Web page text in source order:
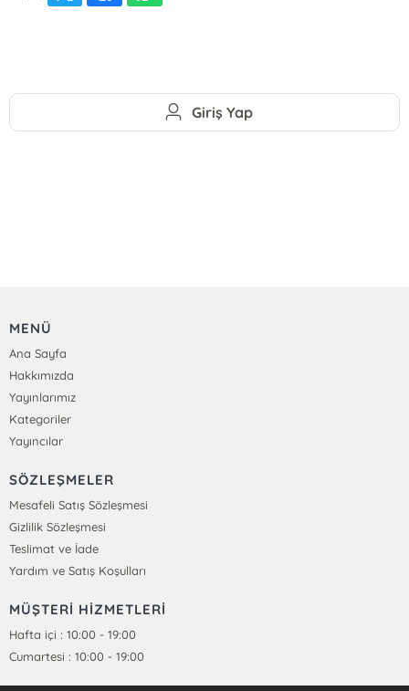
Giriş Yap
MENÜ
Ana Sayfa
Hakkımızda
Yayınlarımız
Kategoriler
Yayıncılar
SÖZLEŞMELER
Mesafeli Satış Sözleşmesi
Gizlilik Sözleşmesi
Teslimat ve İade
Yardım ve Satış Koşulları
MÜŞTERİ HİZMETLERİ
Hafta içi : 10:00 - 19:00
Cumartesi : 10:00 - 19:00